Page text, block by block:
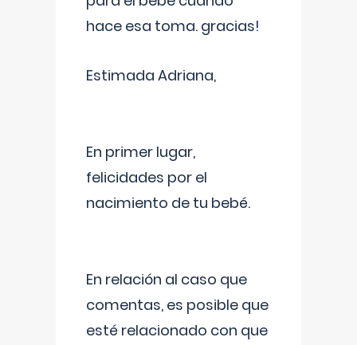
hace esa toma. gracias!
Estimada Adriana,
En primer lugar,
felicidades por el
nacimiento de tu bebé.
En relación al caso que
comentas, es posible que
esté relacionado con que